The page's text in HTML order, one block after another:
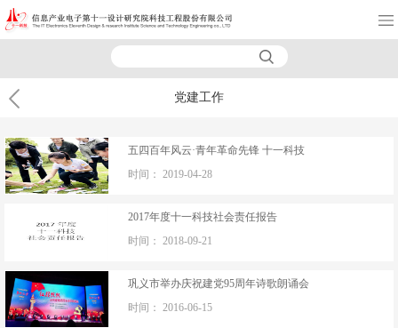
党建工作
五四百年风云·青年革命先锋 十一科技
时间：2019-04-28
2017年度十一科技社会责任报告
时间：2018-09-21
巩义市举办庆祝建党95周年诗歌朗诵会
时间：2016-06-15